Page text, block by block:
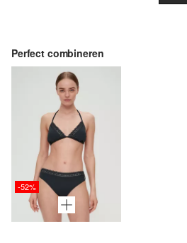
Perfect combineren
-52%